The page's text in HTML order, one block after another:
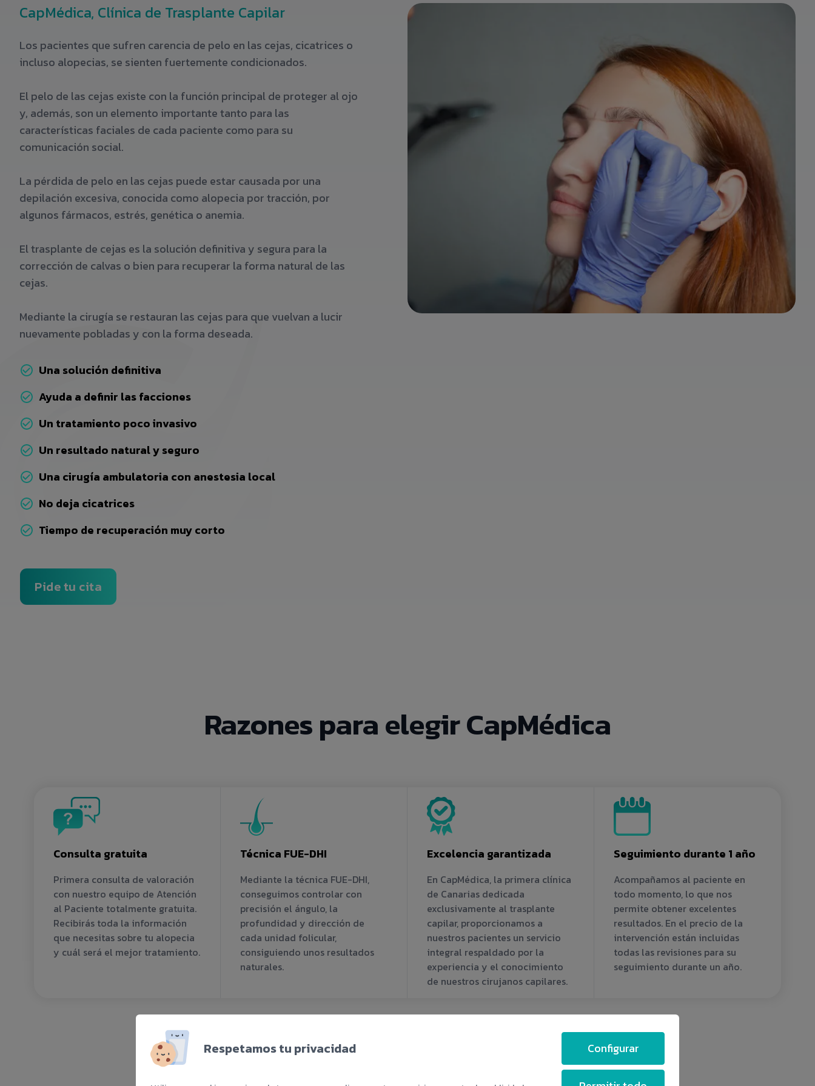
CapMédica, Clínica de Trasplante Capilar
Los pacientes que sufren carencia de pelo en las cejas, cicatrices o
incluso alopecias, se sienten fuertemente condicionados.
El pelo de las cejas existe con la función principal de proteger al ojo
y, además, son un elemento importante tanto para las
características faciales de cada paciente como para su
comunicación social.
La pérdida de pelo en las cejas puede estar causada por una
depilación excesiva, conocida como alopecia por tracción, por
algunos fármacos, estrés, genética o anemia.
El trasplante de cejas es la solución definitiva y segura para la
corrección de calvas o bien para recuperar la forma natural de las
cejas.
Mediante la cirugía se restauran las cejas para que vuelvan a lucir
nuevamente pobladas y con la forma deseada.
Una solución definitiva
Ayuda a definir las facciones
Un tratamiento poco invasivo
Un resultado natural y seguro
Una cirugía ambulatoria con anestesia local
No deja cicatrices
Tiempo de recuperación muy corto
Pide tu cita
Razones para elegir CapMédica
Consulta gratuita
Primera consulta de valoración
con nuestro equipo de Atención
al Paciente totalmente gratuita.
Recibirás toda la información
que necesitas sobre tu alopecia
y cuál será el mejor tratamiento.
Técnica FUE-DHI
Mediante la técnica FUE-DHI,
conseguimos controlar con
precisión el ángulo, la
profundidad y dirección de
cada unidad folicular,
consiguiendo unos resultados
naturales.
Excelencia garantizada
En CapMédica, la primera clínica
de Canarias dedicada
exclusivamente al trasplante
capilar, proporcionamos a
nuestros pacientes un servicio
integral respaldado por la
experiencia y el conocimiento
de nuestros cirujanos capilares.
Seguimiento durante 1 año
Acompañamos al paciente en
todo momento, lo que nos
permite obtener excelentes
resultados. En el precio de la
intervención están incluidas
todas las revisiones para su
seguimiento durante un año.
Respetamos tu privacidad Configurar